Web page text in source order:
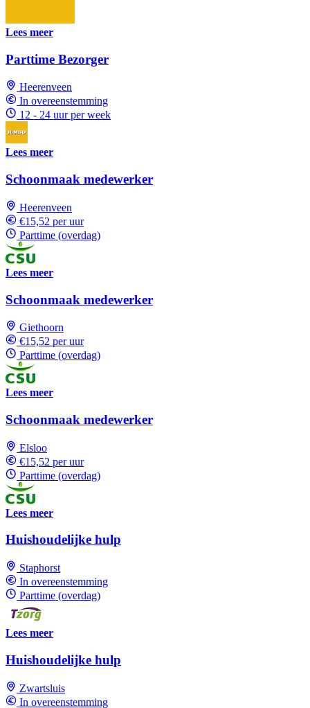
Lees meer
Parttime Bezorger
Heerenveen
In overeenstemming
12 - 24 uur per week
Lees meer
Schoonmaak medewerker
Heerenveen
€15,52 per uur
Parttime (overdag)
Lees meer
Schoonmaak medewerker
Giethoorn
€15,52 per uur
Parttime (overdag)
Lees meer
Schoonmaak medewerker
Elsloo
€15,52 per uur
Parttime (overdag)
Lees meer
Huishoudelijke hulp
Staphorst
In overeenstemming
Parttime (overdag)
Lees meer
Huishoudelijke hulp
Zwartsluis
In overeenstemming